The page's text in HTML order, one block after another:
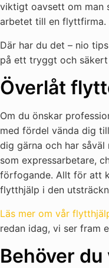
viktigt oavsett om man
arbetet till en flyttfirma.
Där har du det – nio
på ett tryggt och
Överlåt
Om du önskar
med fördel vända dig
dig gärna och har
som expressarbetare,
förfogande. Allt för att
flytthjälp i den
Läs mer om vår
redan idag, vi ser fram
Behöver du